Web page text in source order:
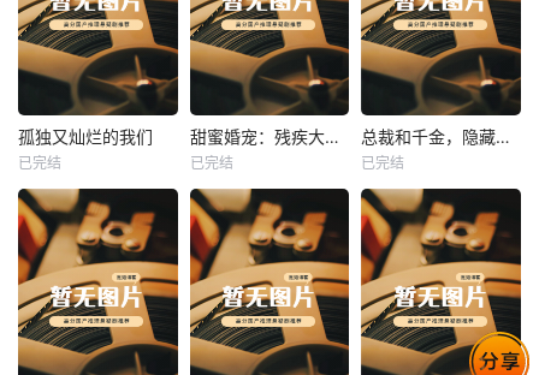
热播
未知
孤独又灿烂的我们
已完结
热播
未知
甜蜜婚宠：残疾大佬夜夜撩
已完结
热播
未知
总裁和千金，隐藏身份闪婚了
已完结